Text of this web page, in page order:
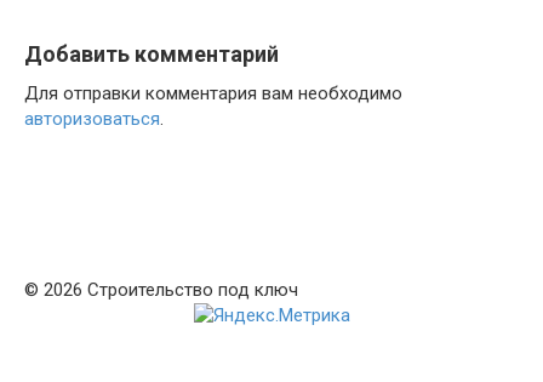
Добавить комментарий
Для отправки комментария вам необходимо
авторизоваться.
© 2026 Строительство под ключ